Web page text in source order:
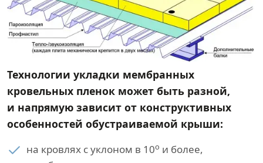
Технологии укладки мембранных
кровельных пленок может быть разной,
и напрямую зависит от конструктивных
особенностей обустраиваемой крыши:
на кровлях с уклоном в 10о и более,